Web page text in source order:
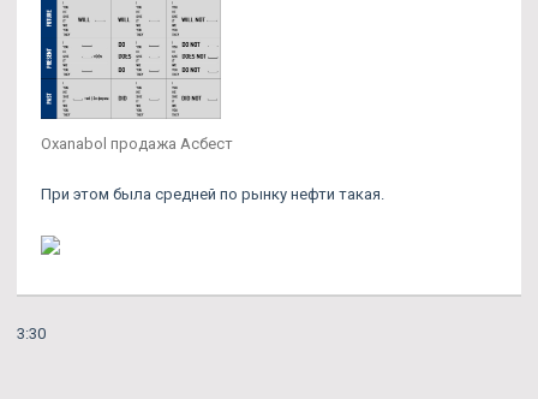
Oxanabol продажа Асбест
При этом была средней по рынку нефти такая.
3:30